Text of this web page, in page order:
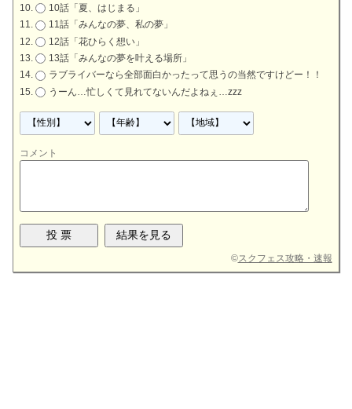
10話「夏、はじまる」
11話「みんなの夢、私の夢」
12話「花ひらく想い」
13話「みんなの夢を叶える場所」
ラブライバーなら全部面白かったって思うの当然ですけどー！！
うーん…忙しくて見れてないんだよねぇ…zzz
コメント
©スクフェス攻略・速報